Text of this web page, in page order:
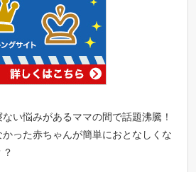
い悩みがあるママの間で話題沸騰！
った赤ちゃんが簡単におとなしくな